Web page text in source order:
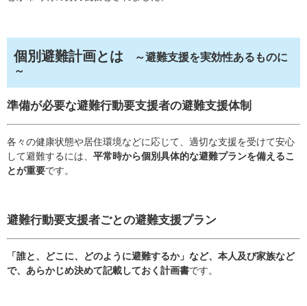
個別避難計画とは ～避難支援を実効性あるものに
～
準備が必要な避難行動要支援者の避難支援体制
各々の健康状態や居住環境などに応じて、適切な支援を受けて安心
して避難するには、 平常時から個別具体的な避難プランを備えるこ
とが重要です。
避難行動要支援者ごとの避難支援プラン
「誰と、どこに、どのように避難するか」など、本人及び家族など
で、あらかじめ決めて記載しておく計画書です。